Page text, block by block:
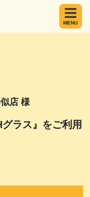
MENU
店 様
ラス』をご利用